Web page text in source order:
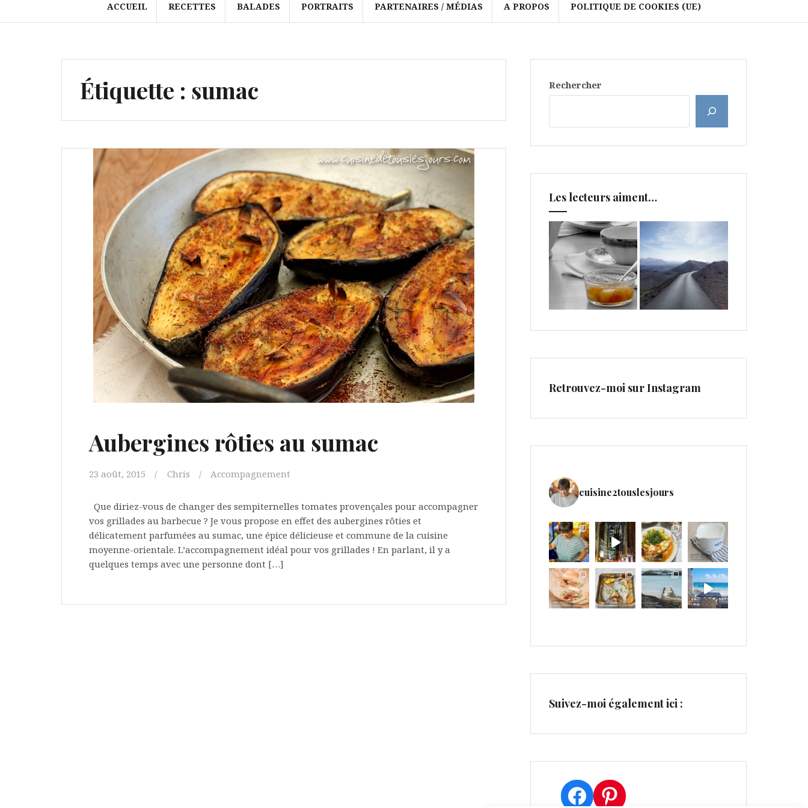
ACCUEIL RECETTES BALADES PORTRAITS PARTENAIRES / MÉDIAS A PROPOS POLITIQUE DE COOKIES (UE)
Étiquette : sumac
Aubergines rôties au sumac
23 août, 2015 Chris Accompagnement
Que diriez-vous de changer des sempiternelles tomates provençales pour accompagner
vos grillades au barbecue ? Je vous propose en effet des aubergines rôties et
délicatement parfumées au sumac, une épice délicieuse et commune de la cuisine
moyenne-orientale. L’accompagnement idéal pour vos grillades ! En parlant, il y a
quelques temps avec une personne dont […]
Rechercher
Les lecteurs aiment…
Retrouvez-moi sur Instagram
cuisine2touslesjours
Suivez-moi également ici :
Facebook
Pinterest